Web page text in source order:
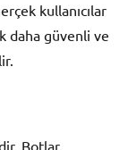
kullanıcılar
daha güvenli ve
Botlar,